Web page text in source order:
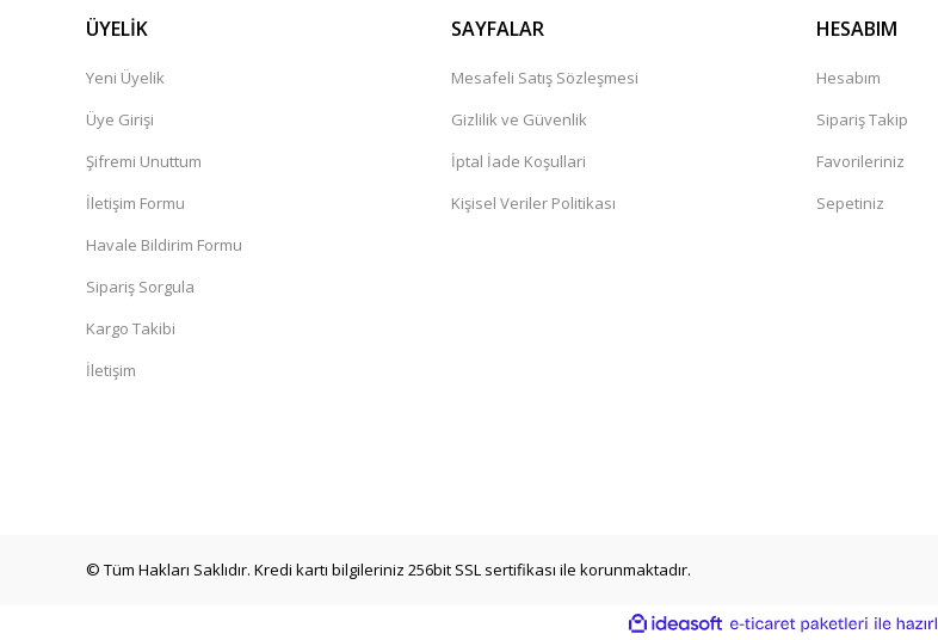
ÜYELİK
Yeni Üyelik
Üye Girişi
Şifremi Unuttum
İletişim Formu
Havale Bildirim Formu
Sipariş Sorgula
Kargo Takibi
İletişim
SAYFALAR
Mesafeli Satış Sözleşmesi
Gizlilik ve Güvenlik
İptal İade Koşullari
Kişisel Veriler Politikası
HESABIM
Hesabım
Sipariş Takip
Favorileriniz
Sepetiniz
© Tüm Hakları Saklıdır. Kredi kartı bilgileriniz 256bit SSL sertifikası ile korunmaktadır.
ideasoft
e-